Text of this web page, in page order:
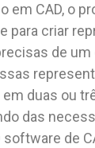
em CAD, o
para criar
de um
duas ou
das
software de